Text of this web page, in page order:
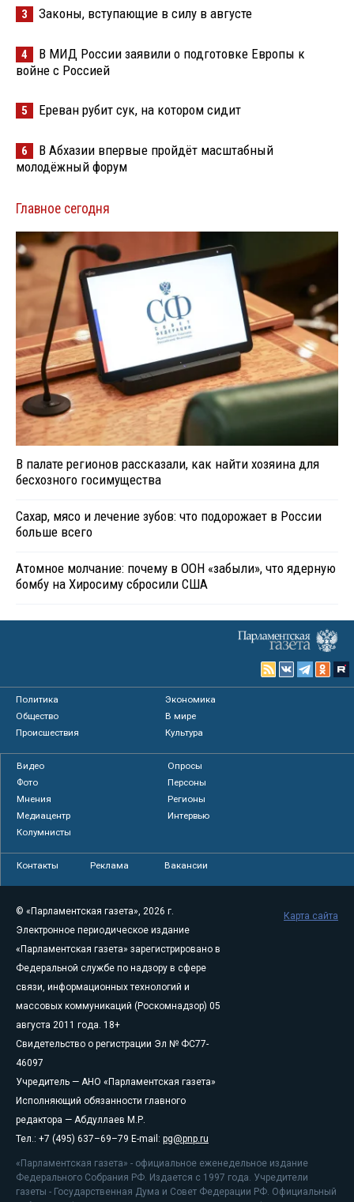
3 Законы, вступающие в силу в августе
4
В МИД России заявили о подготовке Европы к
войне с Россией
5 Ереван рубит сук, на котором сидит
6
В Абхазии впервые пройдёт масштабный
молодёжный форум
Главное сегодня
В палате регионов рассказали, как найти хозяина для
бесхозного госимущества
Сахар, мясо и лечение зубов: что подорожает в России
больше всего
Атомное молчание: почему в ООН «забыли», что ядерную
бомбу на Хиросиму сбросили США
Политика
Экономика
Общество
В мире
Происшествия
Культура
Видео
Опросы
Фото
Персоны
Мнения
Регионы
Медиацентр
Интервью
Колумнисты
Контакты Реклама Вакансии
© «Парламентская газета», 2026 г.
Электронное периодическое издание
«Парламентская газета» зарегистрировано в
Федеральной службе по надзору в сфере
связи, информационных технологий и
массовых коммуникаций (Роскомнадзор) 05
августа 2011 года. 18+
Свидетельство о регистрации Эл № ФС77-
46097
Учредитель — АНО «Парламентская газета»
Исполняющий обязанности главного
редактора — Абдуллаев М.Р.
Тел.: +7 (495) 637–69–79 E-mail: pg@pnp.ru
«Парламентская газета» - официальное еженедельное издание
Федерального Собрания РФ. Издается с 1997 года. Учредители
газеты - Государственная Дума и Совет Федерации РФ. Официальный
Карта сайта